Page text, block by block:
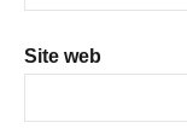
Site web